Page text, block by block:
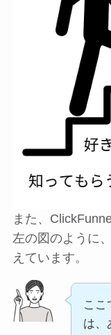
また、
左の図のように
えています。
ここ
は、